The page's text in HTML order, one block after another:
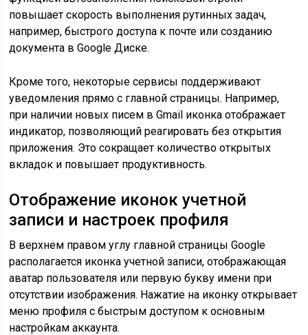
повышает скорость выполнения рутинных задач,
например, быстрого доступа к почте или созданию
документа в Google Диске.
Кроме того, некоторые сервисы поддерживают
уведомления прямо с главной страницы. Например,
при наличии новых писем в Gmail иконка отображает
индикатор, позволяющий реагировать без открытия
приложения. Это сокращает количество открытых
вкладок и повышает продуктивность.
Отображение иконок учетной
записи и настроек профиля
В верхнем правом углу главной страницы Google
располагается иконка учетной записи, отображающая
аватар пользователя или первую букву имени при
отсутствии изображения. Нажатие на иконку открывает
меню профиля с быстрым доступом к основным
настройкам аккаунта.